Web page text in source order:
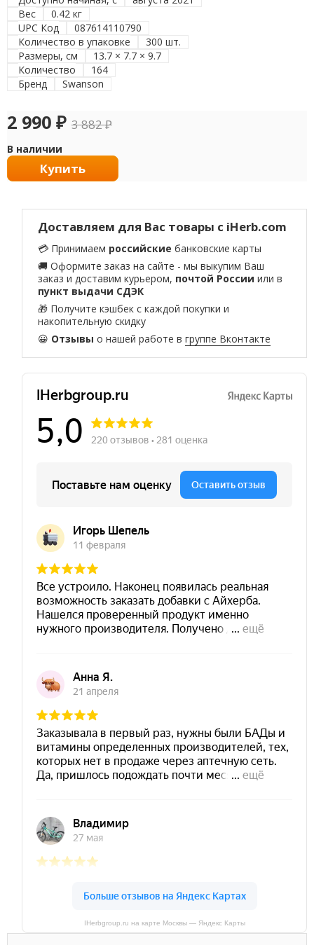
Вес
0.42 кг
UPC Код
087614110790
Количество в упаковке
300 шт.
Размеры, см
13.7 × 7.7 × 9.7
Количество
164
Бренд
Swanson
2 990 ₽ 3 882₽
В наличии
Купить
Доставляем для Вас товары с iHerb.com
💳 Принимаем российские банковские карты
🚚 Оформите заказ на сайте - мы выкупим Ваш
заказ и доставим курьером, почтой России или в
пункт выдачи СДЭК
🎁 Получите кэшбек с каждой покупки и
накопительную скидку
😀 Отзывы о нашей работе вгруппе Вконтакте
IHerbgroup.ru на карте Москвы — Яндекс Карты